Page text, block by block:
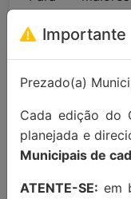
app(51) 99215-
Importante
Prezado(a)
Cada edição do
planejada e
Municipais de
ATENTE-SE: em